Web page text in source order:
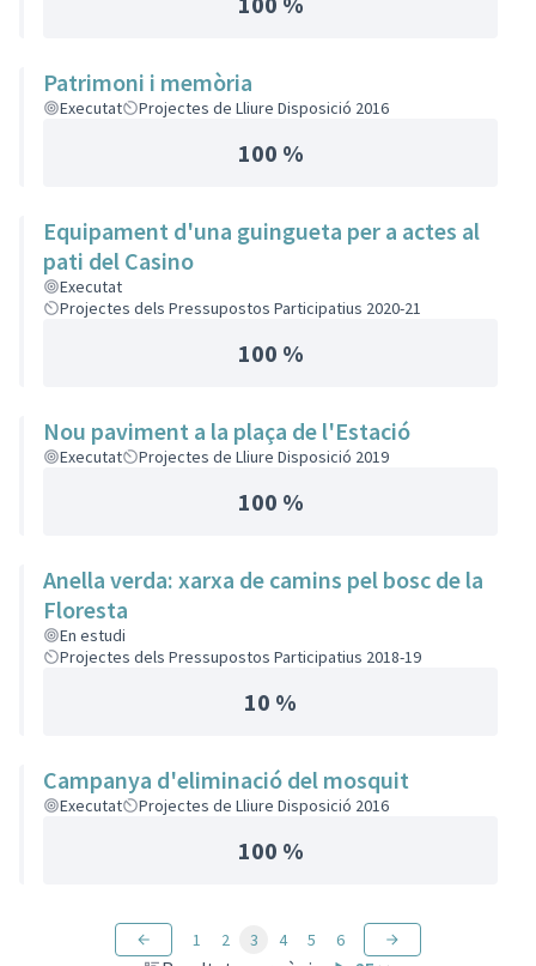
Patrimoni i memòria
Executat Projectes de Lliure Disposició 2016
100 %
Equipament d'una guingueta per a actes al
pati del Casino
Executat
Projectes dels Pressupostos Participatius 2020-21
100 %
Nou paviment a la plaça de l'Estació
Executat Projectes de Lliure Disposició 2019
100 %
Anella verda: xarxa de camins pel bosc de la
Floresta
En estudi
Projectes dels Pressupostos Participatius 2018-19
10 %
Campanya d'eliminació del mosquit
Executat Projectes de Lliure Disposició 2016
100 %
1 2 3 4 5 6